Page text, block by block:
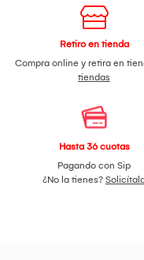
Retiro en tienda
Compra online y retira en
tiendas
Hasta 36 cuotas
Pagando con Sip
¿No la tienes?